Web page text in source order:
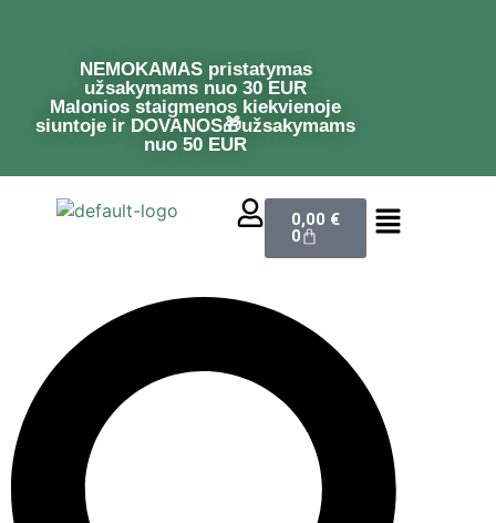
NEMOKAMAS pristatymas
užsakymams nuo 30 EUR
Malonios staigmenos kiekvienoje
siuntoje ir DOVANOS🎁užsakymams
nuo 50 EUR
0,00 €
0